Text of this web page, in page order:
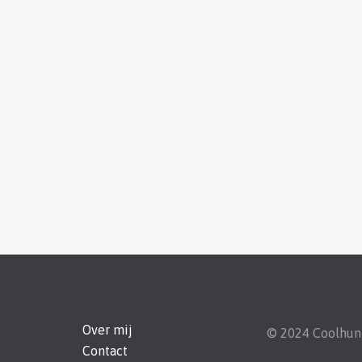
Over mij
Contact
© 2024